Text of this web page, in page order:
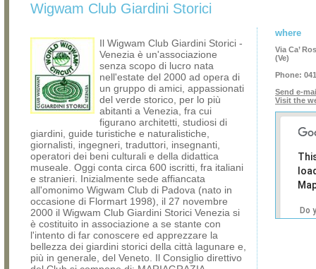
Wigwam Club Giardini Storici
Il Wigwam Club Giardini Storici -
Venezia è un'associazione
senza scopo di lucro nata
nell'estate del 2000 ad opera di
un gruppo di amici, appassionati
del verde storico, per lo più
abitanti a Venezia, fra cui
figurano architetti, studiosi di
giardini, guide turistiche e naturalistiche,
giornalisti, ingegneri, traduttori, insegnanti,
operatori dei beni culturali e della didattica
museale. Oggi conta circa 600 iscritti, fra italiani
e stranieri. Inizialmente sede affiancata
all'omonimo Wigwam Club di Padova (nato in
occasione di Flormart 1998), il 27 novembre
2000 il Wigwam Club Giardini Storici Venezia si
è costituito in associazione a se stante con
l'intento di far conoscere ed apprezzare la
bellezza dei giardini storici della città lagunare e,
più in generale, del Veneto. Il Consiglio direttivo
where
Via Ca’
(Ve)
Phone:
Send e-
Visit the
Do